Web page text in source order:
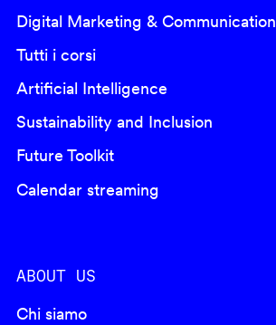
Digital Marketing & Communication
Tutti i corsi
Artificial Intelligence
Sustainability and Inclusion
Future Toolkit
Calendar streaming
ABOUT US
Chi siamo